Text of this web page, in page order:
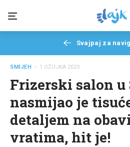
Svajpaj za
SMIJEH • 1 OŽUJKA 2023
Frizerski salon
nasmijao je
detaljem na
vratima, hit je!